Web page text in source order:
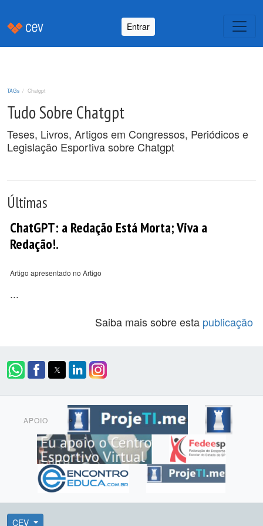
Entrar
TAGs Chatgpt
Tudo Sobre Chatgpt
Teses, Livros, Artigos em Congressos, Periódicos e
Legislação Esportiva sobre Chatgpt
Últimas
ChatGPT: a Redação Está Morta; Viva a
Redação!.
Artigo apresentado no Artigo
...
Saiba mais sobre esta publicação
APOIO
CEV